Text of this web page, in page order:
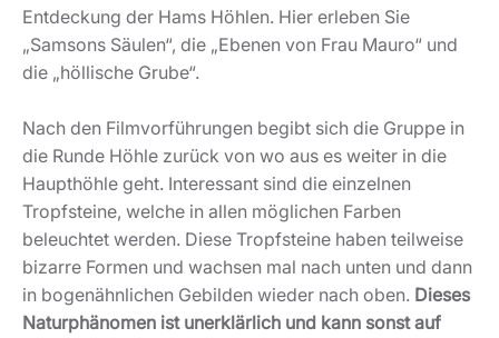
Entdeckung der Hams Höhlen. Hier erleben Sie
„Samsons Säulen“, die „Ebenen von Frau Mauro“ und
die „höllische Grube“.
Nach den Filmvorführungen begibt sich die Gruppe in
die Runde Höhle zurück von wo aus es weiter in die
Haupthöhle geht. Interessant sind die einzelnen
Tropfsteine, welche in allen möglichen Farben
beleuchtet werden. Diese Tropfsteine haben teilweise
bizarre Formen und wachsen mal nach unten und dann
in bogenähnlichen Gebilden wieder nach oben. Dieses
Naturphänomen ist unerklärlich und kann sonst auf